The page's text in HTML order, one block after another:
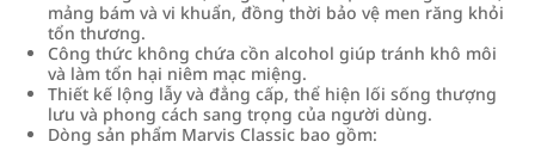
mảng bám và vi khuẩn, đồng thời bảo vệ men răng khỏi
tổn thương.
Công thức không chứa cồn alcohol giúp tránh khô môi
và làm tổn hại niêm mạc miệng.
Thiết kế lộng lẫy và đẳng cấp, thể hiện lối sống thượng
lưu và phong cách sang trọng của người dùng.
Dòng sản phẩm Marvis Classic bao gồm: